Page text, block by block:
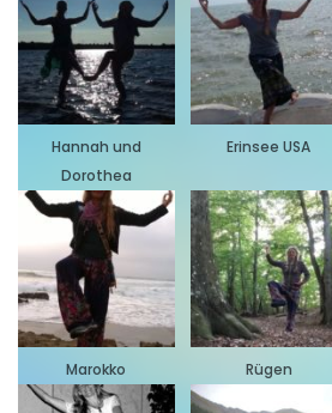
Hannah und
Dorothea
Erinsee USA
Marokko Rügen